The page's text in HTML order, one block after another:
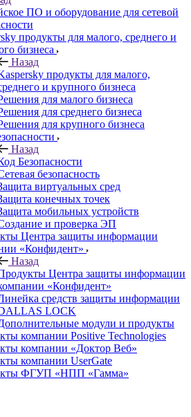
ПО и оборудование для сетевой
продукты для малого, среднего и
бизнеса
Назад
продукты для малого,
и крупного бизнеса
для малого бизнеса
для среднего бизнеса
для крупного бизнеса
Назад
Безопасности
безопасность
виртуальных сред
конечных точек
мобильных устройств
и проверка ЭП
Центра защиты информации
«Конфидент»
Назад
Центра защиты информации
«Конфидент»
средств защиты информации
LOCK
модули и продукты
компании Positive Technologies
компании «Доктор Веб»
компании UserGate
ФГУП «НПП «Гамма»